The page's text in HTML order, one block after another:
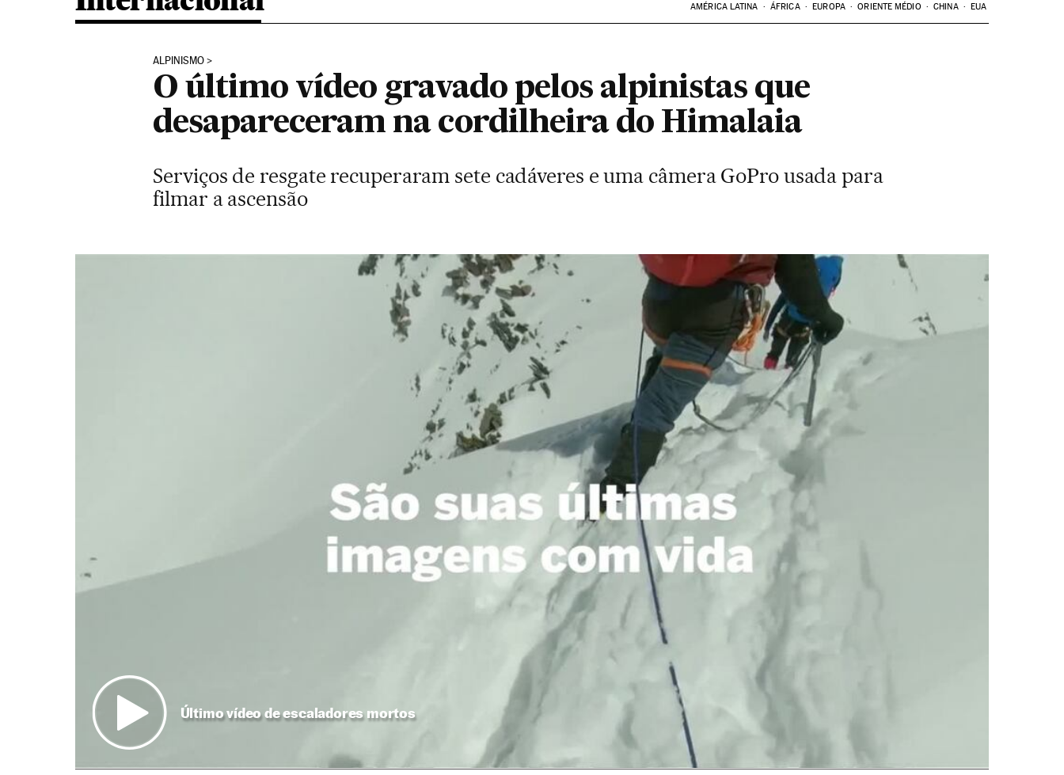
AMÉRICA LATINA ÁFRICA EUROPA ORIENTE MÉDIO CHINA EUA
ALPINISMO
O último vídeo gravado pelos alpinistas que
desapareceram na cordilheira do Himalaia
Serviços de resgate recuperaram sete cadáveres e uma câmera GoPro usada para
filmar a ascensão
Último vídeo de escaladores mortos